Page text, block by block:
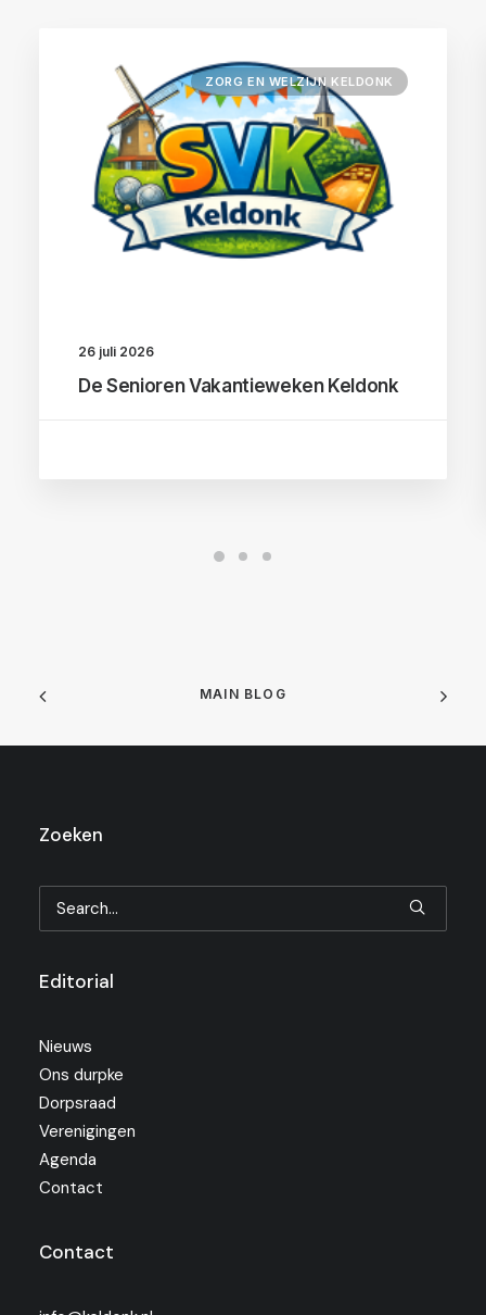
ZORG EN WELZIJN KELDONK
26 juli 2026
De Senioren Vakantieweken Keldonk
MAIN BLOG
Zoeken
Editorial
Nieuws
Ons durpke
Dorpsraad
Verenigingen
Agenda
Contact
Contact